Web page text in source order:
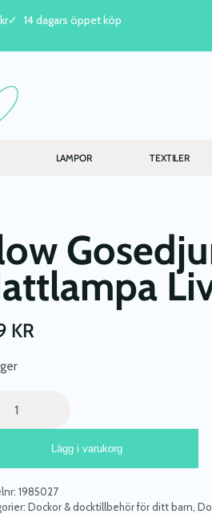
14 dagars öppet köp
LAMPOR TEXTILER
KR
Lägg i varukorg
1985027
Dockor & docktillbehör för ditt barn